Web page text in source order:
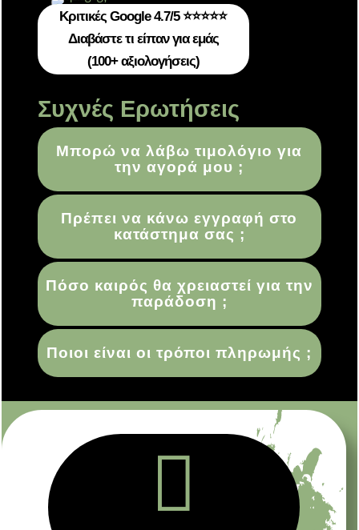
Κριτικές Google 4.7/5 ⭐⭐⭐⭐⭐
Διαβάστε τι είπαν για εμάς
(100+ αξιολογήσεις)
Συχνές Ερωτήσεις
Μπορώ να λάβω τιμολόγιο για
την αγορά μου ;
Πρέπει να κάνω εγγραφή στο
κατάστημα σας ;
Πόσο καιρός θα χρειαστεί για την
παράδοση ;
Ποιοι είναι οι τρόποι πληρωμής ;
